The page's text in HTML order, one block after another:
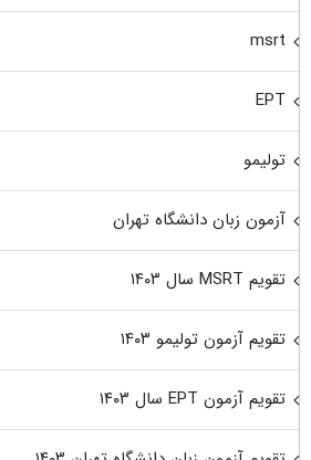
msrt
EPT
تولیمو
آزمون زبان دانشگاه تهران
تقویم MSRT سال ۱۴۰۳
تقویم آزمون تولیمو ۱۴۰۳
تقویم آزمون EPT سال ۱۴۰۳